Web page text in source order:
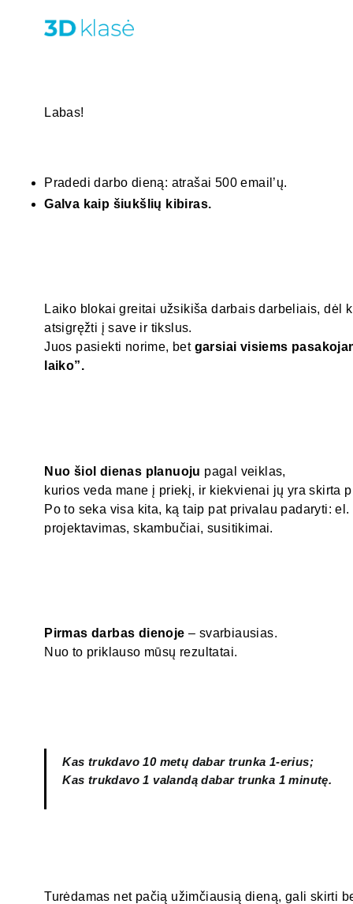
Labas!
Pradedi darbo dieną: atrašai 500 email’ų.
Galva kaip šiukšlių kibiras.
Laiko blokai greitai užsikiša darbais darbeliais, dėl
atsigręžti į save ir tikslus.
Juos pasiekti norime, bet garsiai visiems
laiko”.
Nuo šiol dienas planuoju pagal veiklas,
kurios veda mane į priekį, ir kiekvienai jų yra skirta
Po to seka visa kita, ką taip pat privalau padaryti:
projektavimas, skambučiai, susitikimai.
Pirmas darbas dienoje – svarbiausias.
Nuo to priklauso mūsų rezultatai.
Kas trukdavo 10 metų dabar trunka 1-erius;
Kas trukdavo 1 valandą dabar trunka 1 minutę.
Turėdamas net pačią užimčiausią dieną, gali skirti